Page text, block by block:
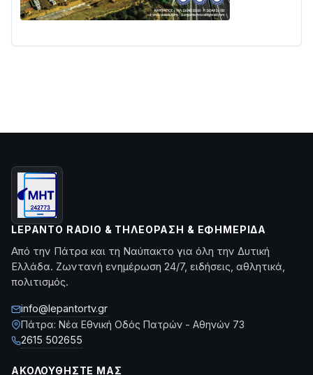
LEPANTO RADIO & ΤΗΛΕΌΡΑΣΗ & ΕΦΗΜΕΡΊΔΑ
Από την Πάτρα και τη Ναύπακτο για όλη την Δυτική
Ελλάδα. Ζωντανή ενημέρωση 24/7, ειδήσεις, αθλητικά,
πολιτισμός.
info@lepantortv.gr
Πάτρα: Νέα Εθνική Οδός Πατρών - Αθηνών 73
2615 502655
ΑΚΟΛΟΥΘΉΣΤΕ ΜΑΣ